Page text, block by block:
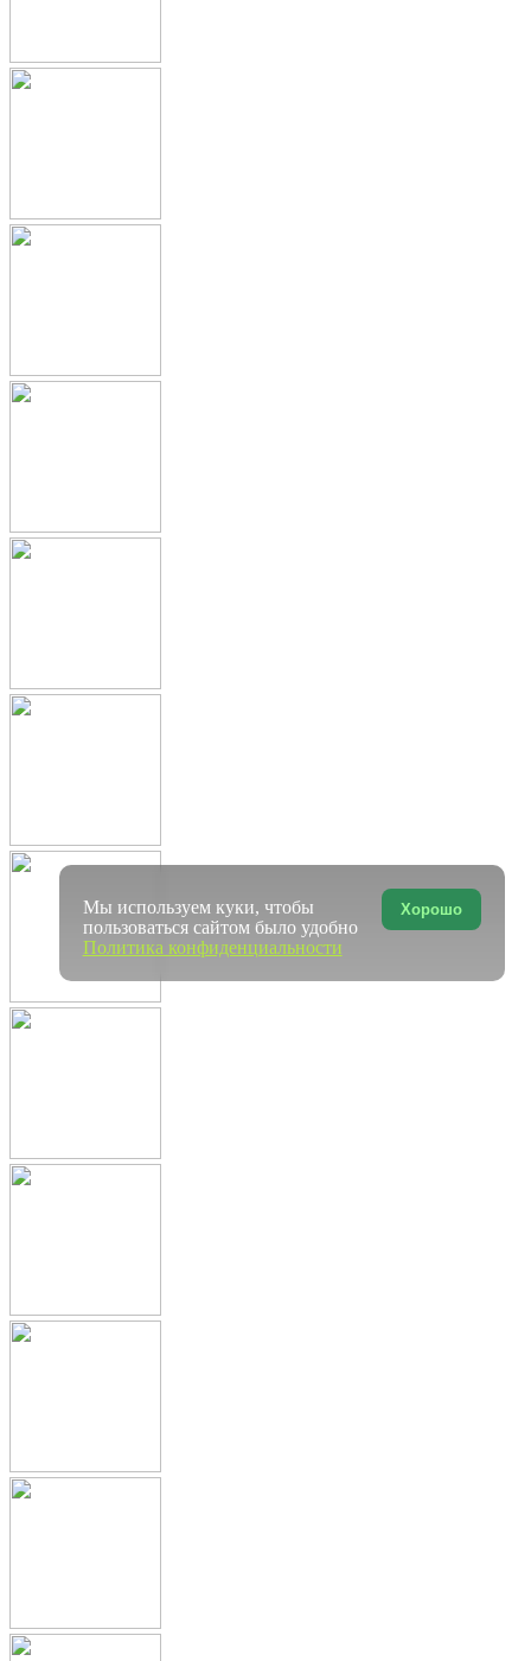
Хорошо
Мы используем куки, чтобы
пользоваться сайтом было удобно
Политика конфиденциальности